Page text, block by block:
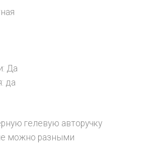
Да
да
гелевую авторучку
можно разными